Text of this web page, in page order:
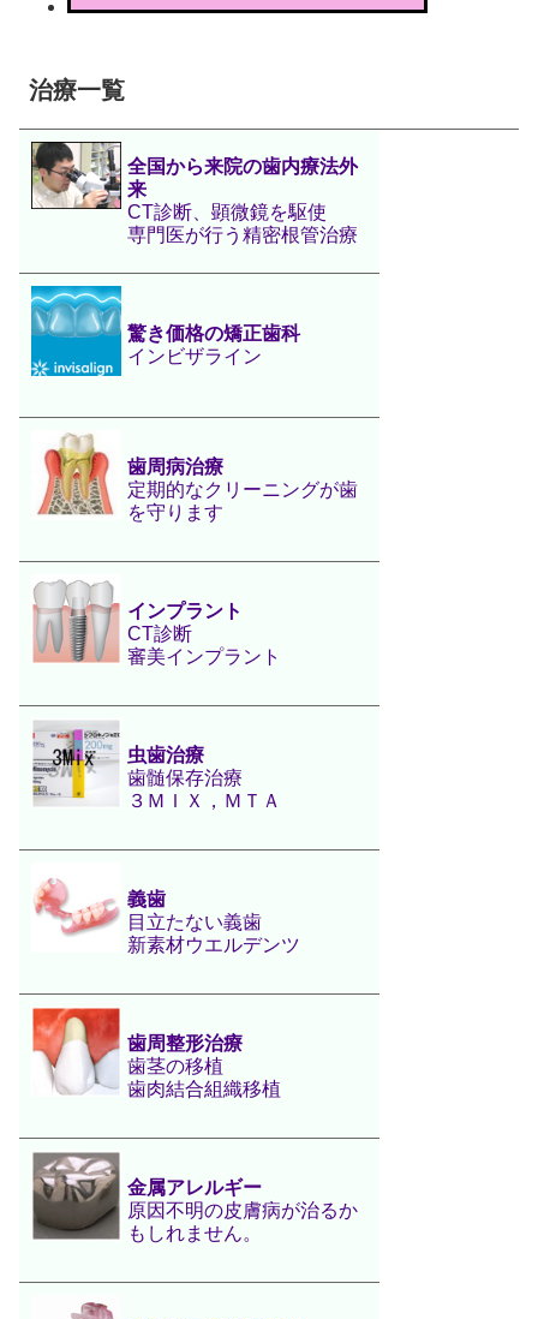
治療一覧
全国から来院の歯内療法外
来
CT診断、顕微鏡を駆使
専門医が行う精密根管治療
驚き価格の矯正歯科
インビザライン
歯周病治療
定期的なクリーニングが歯
を守ります
インプラント
CT診断
審美インプラント
虫歯治療
歯髄保存治療
３ＭＩＸ，ＭＴＡ
義歯
目立たない義歯
新素材ウエルデンツ
歯周整形治療
歯茎の移植
歯肉結合組織移植
金属アレルギー
原因不明の皮膚病が治るか
もしれません。